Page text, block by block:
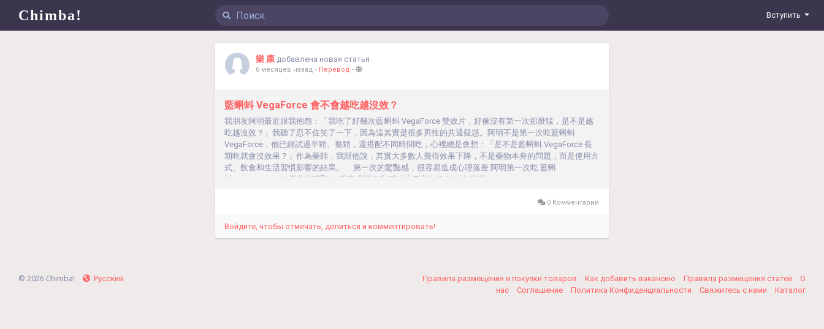
Chimba! Вступить
樂 康 добавлена новая статья
6 месяцев назад - Перевод -
藍蝌蚪 VegaForce 會不會越吃越沒效？
我朋友阿明最近跟我抱怨：「我吃了好幾次藍蝌蚪 VegaForce 雙效片，好像沒有第一次那麼猛，是不是越
吃越沒效？」我聽了忍不住笑了一下，因為這其實是很多男性的共通疑惑。阿明不是第一次吃藍蝌蚪
VegaForce，他已經試過半顆、整顆，還搭配不同時間吃，心裡總是會想：「是不是藍蝌蚪 VegaForce 長
期吃就會沒效果？」作為藥師，我跟他說，其實大多數人覺得效果下降，不是藥物本身的問題，而是使用方
式、飲食和生活習慣影響的結果。 第一次的驚豔感，很容易造成心理落差 阿明第一次吃 藍蝌
蚪 VegaForce，效果非常明顯： 硬度瞬間提升 延時比平常久很多 信心滿滿...
0 Комментарии
Войдите, чтобы отмечать, делиться и комментировать!
© 2026 Chimba! Русский Правила размещения и покупки товаров Как добавить вакансию Правила размещения статей
О
нас
Соглашение Политика Конфиденциальности Свяжитесь с нами Каталог